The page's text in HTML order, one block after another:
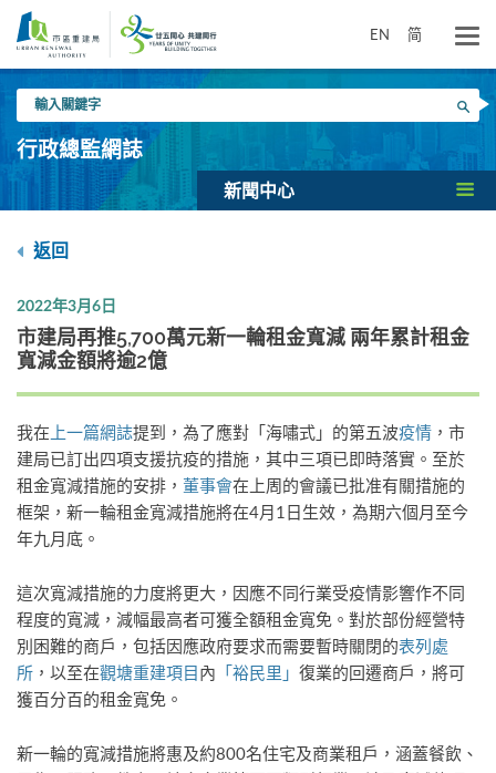
要
EN 简
入
關
鍵
搜尋
行政總監網誌
新聞中心
返回
2022年3月6日
市建局再推5,700萬元新一輪租金寬減 兩年累計租金
寬減金額將逾2億
我在 上一篇網誌提到，為了應對「海嘯式」的第五波疫情 ，市
建局已訂出四項支援抗疫的措施，其中三項已即時落實。至於
租金寬減措施的安排， 董事會在上周的會議已批准有關措施的
框架，新一輪租金寬減措施將在4月1日生效，為期六個月至今
年九月底。
這次寬減措施的力度將更大，因應不同行業受疫情影響作不同
程度的寬減，減幅最高者可獲全額租金寬免。對於部份經營特
別困難的商戶，包括因應政府要求而需要暫時關閉的表列處
所 ，以至在觀塘重建項目內 「裕民里」 復業的回遷商戶，將可
獲百分百的租金寬免。
新一輪的寬減措施將惠及約800名住宅及商業租戶，涵蓋餐飲、